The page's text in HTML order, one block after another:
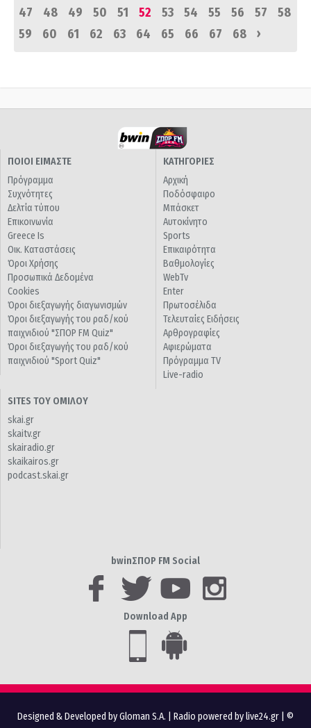
47
48 49 50 51 52 53 54 55 56 57
58
59
60 61 62 63 64 65 66 67 68 ›
ΠΟΙΟΙ ΕΙΜΑΣΤΕ
Πρόγραμμα
Συχνότητες
Δελτία τύπου
Επικοινωνία
Greece Is
Οικ. Καταστάσεις
Όροι Χρήσης
Προσωπικά Δεδομένα
Cookies
Όροι διεξαγωγής διαγωνισμών
Όροι διεξαγωγής του ραδ/κού
παιχνιδιού "ΣΠΟΡ FM Quiz"
Όροι διεξαγωγής του ραδ/κού
παιχνιδιού "Sport Quiz"
ΚΑΤΗΓΟΡΙΕΣ
Αρχική
Ποδόσφαιρο
Μπάσκετ
Αυτοκίνητο
Sports
Επικαιρότητα
Βαθμολογίες
WebTv
Enter
Πρωτοσέλιδα
Τελευταίες Ειδήσεις
Αρθρογραφίες
Αφιερώματα
Πρόγραμμα TV
Live-radio
SITES ΤΟΥ ΟΜΙΛΟΥ
skai.gr
skaitv.gr
skairadio.gr
skaikairos.gr
podcast.skai.gr
bwinΣΠΟΡ FM Social
Download App
Designed & Developed by Gloman S.A. Radio powered by live24.gr | ©